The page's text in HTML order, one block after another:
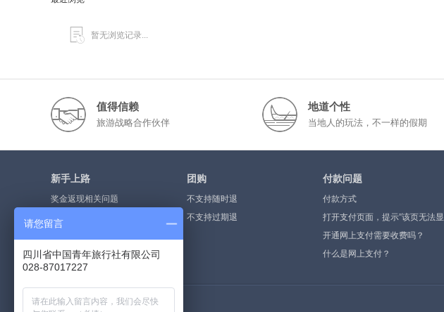
暂无浏览记录...
值得信赖
旅游战略合作伙伴
地道个性
当地人的玩法，不一样的假期
新手上路
奖金返现相关问题
奖金提现流程
如何注册会员
团购
不支持随时退
不支持过期退
付款问题
付款方式
打开支付页面，提示”该页无法显
示”或空白页，可能是什么原因？
开通网上支付需要收费吗？
什么是网上支付？
荣誉资质
请您留言
四川省中国青年旅行社有限公司
028-87017227